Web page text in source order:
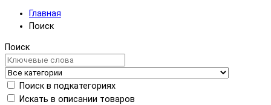
Главная
Поиск
Поиск
Поиск в подкатегориях
Искать в описании товаров